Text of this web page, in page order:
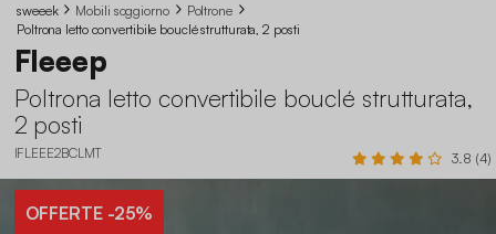
sweeek Mobili soggiorno
Poltrone
Poltrona letto convertibile bouclé strutturata, 2 posti
Fleeep
Poltrona letto convertibile bouclé strutturata,
2 posti
IFLEEE2BCLMT 3.8 (4)
OFFERTE-25%